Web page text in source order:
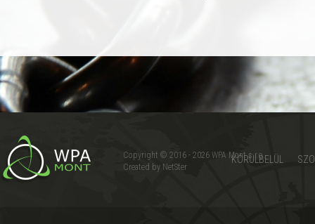
Copyright © 2016 - 2026 WPA Mont s.r.o.
Created by NetSter
KÖRÜLBELÜL